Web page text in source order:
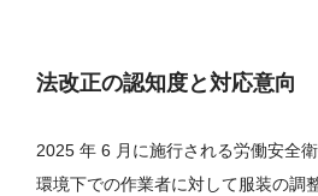
法改正の認知度と対応意向
2025 年 6 月に施行される労働安全
環境下での作業者に対して服装の調